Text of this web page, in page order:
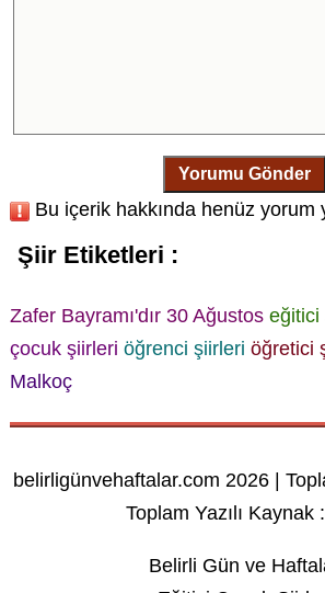
Yorumu Gönder
Bu içerik hakkında henüz yorum
Şiir Etiketleri :
Zafer Bayramı'dır 30 Ağustos eğitici
çocuk şiirleri öğrenci şiirleri öğretici
Malkoç
belirligünvehaftalar.com 2026 |
Toplam Yazılı Kaynak
Belirli Gün ve